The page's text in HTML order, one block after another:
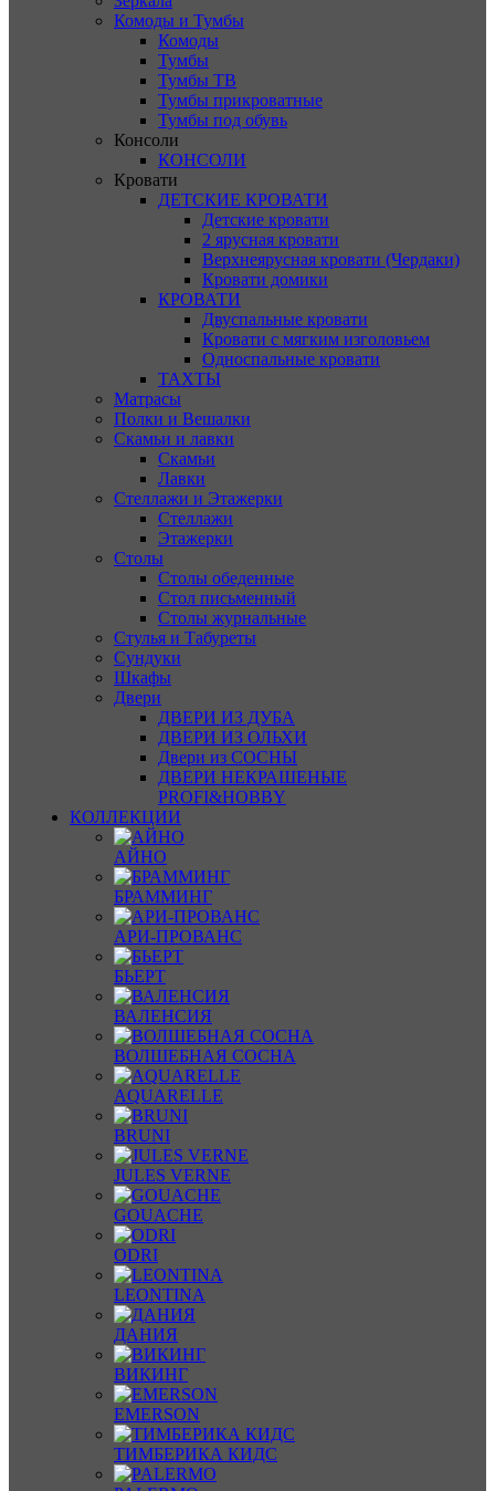
Комоды и Тумбы
Комоды
Тумбы
Тумбы ТВ
Тумбы прикроватные
Тумбы под обувь
Консоли
КОНСОЛИ
Кровати
ДЕТСКИЕ КРОВАТИ
Детские кровати
2 ярусная кровати
Верхнеярусная кровати (Чердаки)
Кровати домики
КРОВАТИ
Двуспальные кровати
Кровати с мягким изголовьем
Односпальные кровати
ТАХТЫ
Матрасы
Полки и Вешалки
Скамьи и лавки
Скамьи
Лавки
Стеллажи и Этажерки
Стеллажи
Этажерки
Столы
Столы обеденные
Стол письменный
Столы журнальные
Стулья и Табуреты
Сундуки
Шкафы
Двери
ДВЕРИ ИЗ ДУБА
ДВЕРИ ИЗ ОЛЬХИ
Двери из СОСНЫ
ДВЕРИ НЕКРАШЕНЫЕ
PROFI&HOBBY
КОЛЛЕКЦИИ
АЙНО
БРАММИНГ
АРИ-ПРОВАНС
БЬЕРТ
ВАЛЕНСИЯ
ВОЛШЕБНАЯ СОСНА
AQUARELLE
BRUNI
JULES VERNE
GOUACHE
ODRI
LEONTINA
ДАНИЯ
ВИКИНГ
EMERSON
ТИМБЕРИКА КИДС